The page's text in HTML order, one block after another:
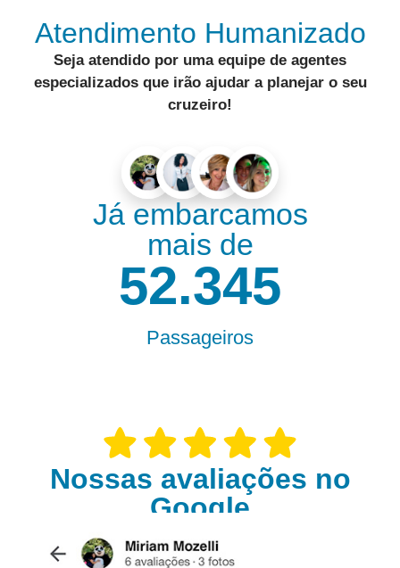
Atendimento Humanizado
Seja atendido por uma equipe de agentes
especializadosque irão ajudar a planejar o seu
cruzeiro!
Já embarcamos
mais de
Passageiros
55.000
Nossas avaliações no
Google